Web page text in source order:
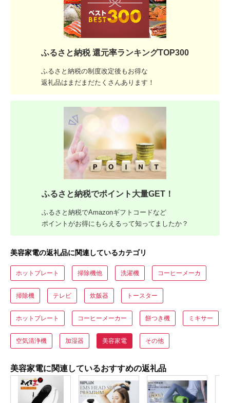
ふるさと納税 還元率ランキングTOP300
ふるさと納税の制度改定後もお得な
返礼品はまだまだたくさんあります！
ふるさと納税でポイント大量GET！
ふるさと納税でAmazonギフトコードなど
ポイントがお得にもらえるって知ってましたか？
美容家電の返礼品に関連しているカテゴリ
ホットプレート 掃除機他 洗濯機 コーヒーメーカ
掃除機 テレビ 炊飯器 トースター
ホットプレート コーヒーメーカー 餅つき機 ミキサー
空気清浄機 加湿器 美容家電 その他
美容家電に関連しているおすすめの返礼品